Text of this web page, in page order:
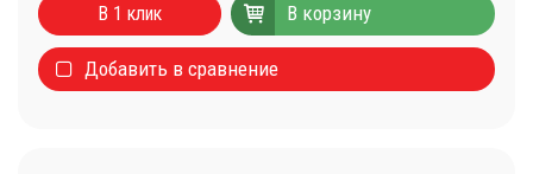
В 1 клик В корзину
Добавить в сравнение